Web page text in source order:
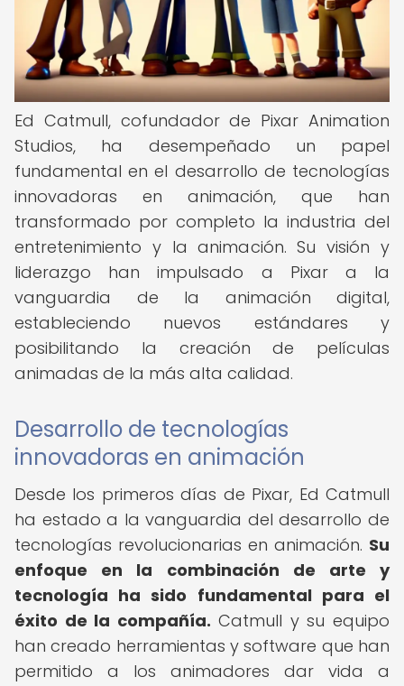
Ed Catmull, cofundador de Pixar Animation
Studios, ha desempeñado un papel
fundamental en el desarrollo de tecnologías
innovadoras en animación, que han
transformado por completo la industria del
entretenimiento y la animación. Su visión y
liderazgo han impulsado a Pixar a la
vanguardia de la animación digital,
estableciendo nuevos estándares y
posibilitando la creación de películas
animadas de la más alta calidad.
Desarrollo de tecnologías
innovadoras en animación
Desde los primeros días de Pixar, Ed Catmull
ha estado a la vanguardia del desarrollo de
tecnologías revolucionarias en animación. Su
enfoque en la combinación de arte y
tecnología ha sido fundamental para el
éxito de la compañía. Catmull y su equipo
han creado herramientas y software que han
permitido a los animadores dar vida a